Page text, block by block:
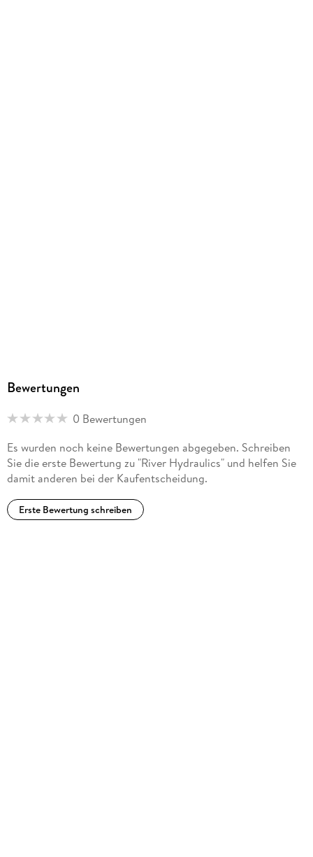
Bewertungen
0 Bewertungen
Es wurden noch keine Bewertungen abgegeben. Schreiben
Sie die erste Bewertung zu "River Hydraulics" und helfen Sie
damit anderen bei der Kaufentscheidung.
Erste Bewertung schreiben